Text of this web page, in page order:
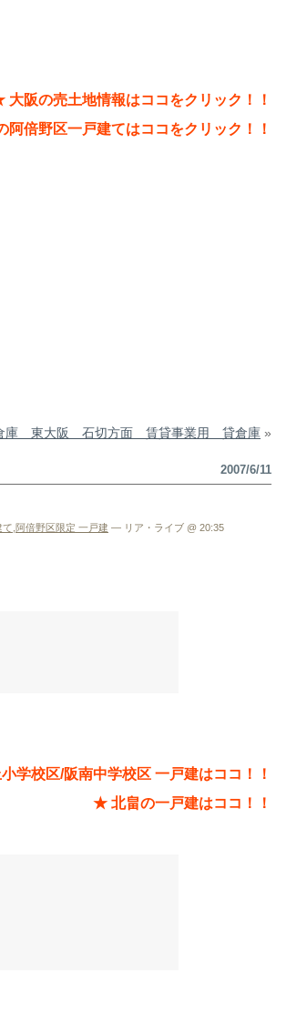
大阪の売土地情報はココをクリック！！
倍野区一戸建てはココをクリック！！
庫 東大阪 石切方面 賃貸事業用 貸倉庫 »
2007/6/11
て 阿倍野区限定 一戸建 — リア・ライブ @ 20:35
学校区/阪南中学校区 一戸建はココ！！
★ 北畠の一戸建はココ！！